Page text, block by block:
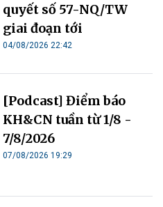
quyết số 57-NQ/TW
giai đoạn tới
04/08/2026 22:42
[Podcast] Điểm báo
KH&CN tuần từ 1/8 -
7/8/2026
07/08/2026 19:29